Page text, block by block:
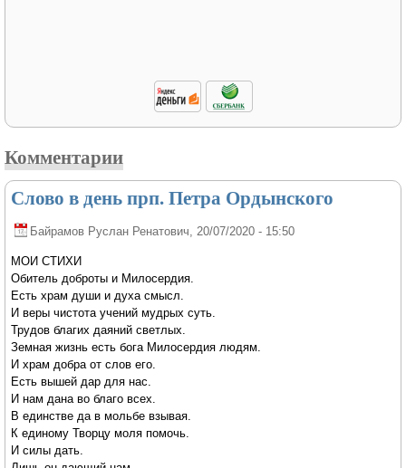
Комментарии
Слово в день прп. Петра Ордынского
Байрамов Руслан Ренатович, 20/07/2020 - 15:50
МОИ СТИХИ
Обитель доброты и Милосердия.
Есть храм души и духа смысл.
И веры чистота учений мудрых суть.
Трудов благих даяний светлых.
Земная жизнь есть бога Милосердия людям.
И храм добра от слов его.
Есть вышей дар для нас.
И нам дана во благо всех.
В единстве да в мольбе взывая.
К единому Творцу моля помочь.
И силы дать.